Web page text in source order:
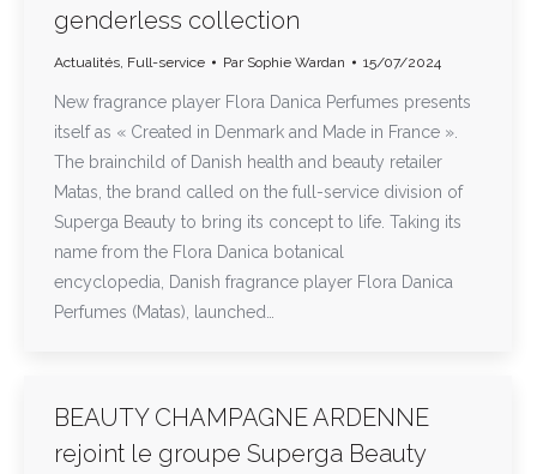
genderless collection
Actualités Full-service Par Sophie Wardan 15/07/2024
New fragrance player Flora Danica Perfumes presents
itself as « Created in Denmark and Made in France ».
The brainchild of Danish health and beauty retailer
Matas, the brand called on the full-service division of
Superga Beauty to bring its concept to life. Taking its
name from the Flora Danica botanical
encyclopedia, Danish fragrance player Flora Danica
Perfumes (Matas), launched…
BEAUTY CHAMPAGNE ARDENNE
rejoint le groupe Superga Beauty